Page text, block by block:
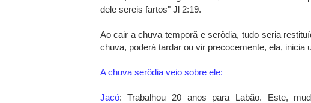
dele sereis fartos" Jl 2:19.
Ao cair a chuva temporã e serôdia, tudo seria
chuva, poderá tardar ou vir precocemente, ela, inicia
A chuva serôdia veio sobre ele:
Jacó: Trabalhou 20 anos para Labão. Este,